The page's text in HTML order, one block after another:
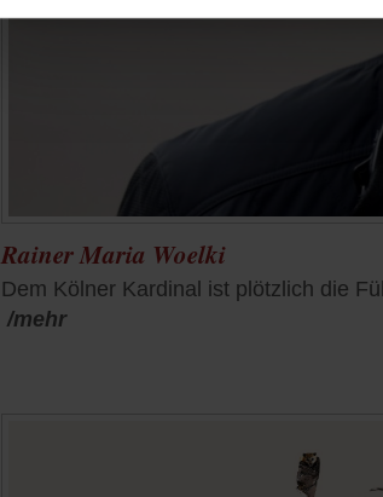
Rainer Maria Woelki
Dem Kölner Kardinal ist plötzlich die
/mehr